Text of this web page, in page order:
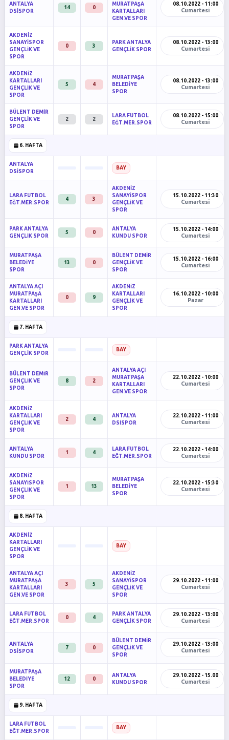
ANTALYA
DSİSPOR
14 0
MURATPAŞA
KARTALLARI
GEN.VE SPOR
08.10.2022 - 11:00
Cumartesi
AKDENİZ
SANAYİSPOR
GENÇLİK VE
SPOR
0 3
PARK ANTALYA
GENÇLİK SPOR
08.10.2022 - 13:00
Cumartesi
AKDENİZ
KARTALLARI
GENÇLİK VE
SPOR
5 4
MURATPAŞA
BELEDİYE
SPOR
08.10.2022 - 13:00
Cumartesi
BÜLENT DEMİR
GENÇLİK VE
SPOR
2 2
LARA FUTBOL
EĞT.MER.SPOR
08.10.2022 - 15:00
Cumartesi
6. HAFTA
ANTALYA
DSİSPOR
BAY
LARA FUTBOL
EĞT.MER.SPOR
4 3
AKDENİZ
SANAYİSPOR
GENÇLİK VE
SPOR
15.10.2022 - 11:30
Cumartesi
PARK ANTALYA
GENÇLİK SPOR
5 0
ANTALYA
KUNDU SPOR
15.10.2022 - 14:00
Cumartesi
MURATPAŞA
BELEDİYE
SPOR
13 0
BÜLENT DEMİR
GENÇLİK VE
SPOR
15.10.2022 - 16:00
Cumartesi
ANTALYA AÇI
MURATPAŞA
KARTALLARI
GEN.VE SPOR
0 9
AKDENİZ
KARTALLARI
GENÇLİK VE
SPOR
16.10.2022 - 10:00
Pazar
7. HAFTA
PARK ANTALYA
GENÇLİK SPOR
BAY
BÜLENT DEMİR
GENÇLİK VE
SPOR
8 2
ANTALYA AÇI
MURATPAŞA
KARTALLARI
GEN.VE SPOR
22.10.2022 - 10:00
Cumartesi
AKDENİZ
KARTALLARI
GENÇLİK VE
SPOR
2 4
ANTALYA
DSİSPOR
22.10.2022 - 11:00
Cumartesi
ANTALYA
KUNDU SPOR
1 4
LARA FUTBOL
EĞT.MER.SPOR
22.10.2022 - 14:00
Cumartesi
AKDENİZ
SANAYİSPOR
GENÇLİK VE
SPOR
1 13
MURATPAŞA
BELEDİYE
SPOR
22.10.2022 - 15:30
Cumartesi
8. HAFTA
AKDENİZ
KARTALLARI
GENÇLİK VE
SPOR
BAY
ANTALYA AÇI
MURATPAŞA
KARTALLARI
GEN.VE SPOR
3 5
AKDENİZ
SANAYİSPOR
GENÇLİK VE
SPOR
29.10.2022 - 11:00
Cumartesi
LARA FUTBOL
EĞT.MER.SPOR
0 4
PARK ANTALYA
GENÇLİK SPOR
29.10.2022 - 13:00
Cumartesi
ANTALYA
DSİSPOR
7 0
BÜLENT DEMİR
GENÇLİK VE
SPOR
29.10.2022 - 13:00
Cumartesi
MURATPAŞA
BELEDİYE
SPOR
12 0
ANTALYA
KUNDU SPOR
29.10.2022 - 15.00
Cumartesi
9. HAFTA
LARA FUTBOL
EĞT.MER.SPOR
BAY